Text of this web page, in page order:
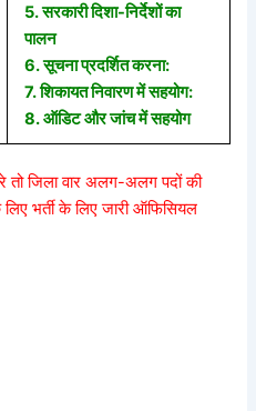
5. सरकारी दिशा-निर्देशों का
पालन
6. सूचना प्रदर्शित करना:
7. शिकायत निवारण में सहयोग:
8. ऑडिट और जांच में सहयोग
तो जिला वार अलग-अलग पदों की
भर्ती के लिए जारी ऑफिसियल